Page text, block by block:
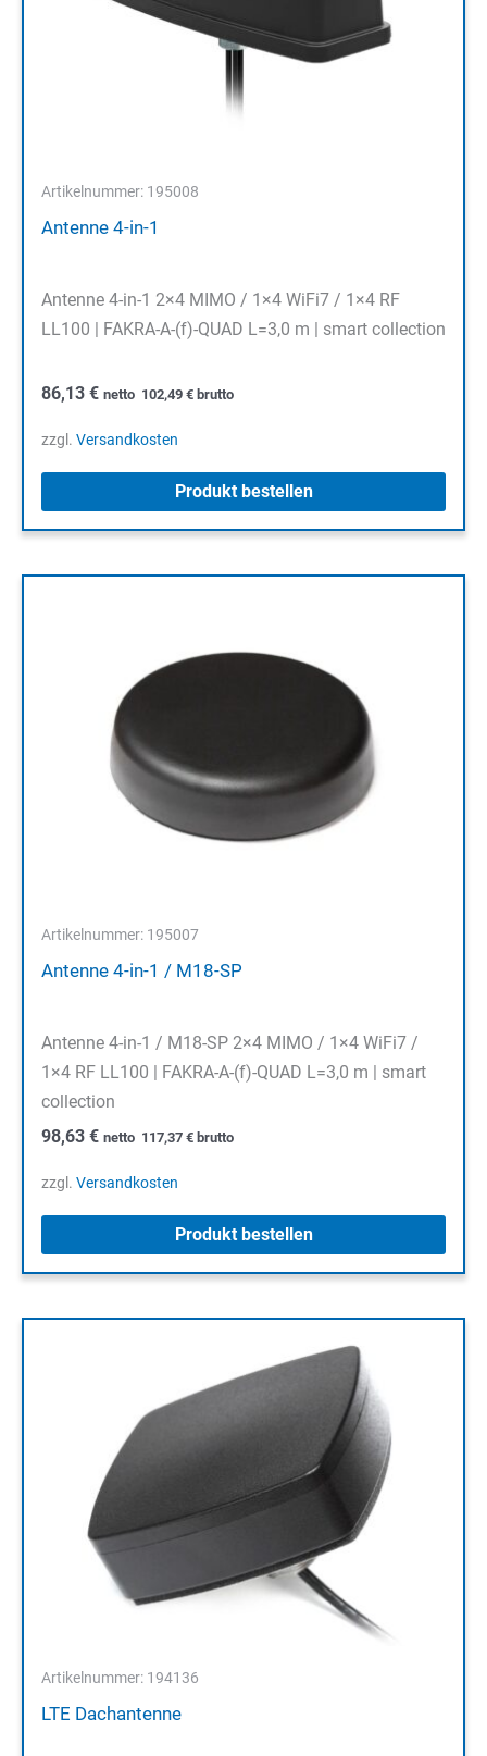
Artikelnummer: 195008
Antenne 4-in-1
Antenne 4-in-1 2×4 MIMO / 1×4 WiFi7 / 1×4 RF
LL100 | FAKRA-A-(f)-QUAD L=3,0 m | smart collection
86,13 € netto 102,49 € brutto
zzgl. Versandkosten
Produkt bestellen
Artikelnummer: 195007
Antenne 4-in-1 / M18-SP
Antenne 4-in-1 / M18-SP 2×4 MIMO / 1×4 WiFi7 /
1×4 RF LL100 | FAKRA-A-(f)-QUAD L=3,0 m | smart
collection
98,63 € netto 117,37 € brutto
zzgl. Versandkosten
Produkt bestellen
Artikelnummer: 194136
LTE Dachantenne